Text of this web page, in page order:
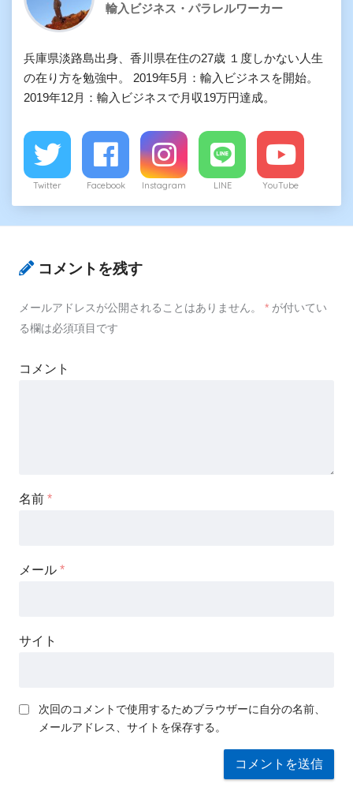
輸入ビジネス・パラレルワーカー
兵庫県淡路島出身、香川県在住の27歳 １度しかない人生
の在り方を勉強中。 2019年5月：輸入ビジネスを開始。
2019年12月：輸入ビジネスで月収19万円達成。
Twitter Facebook Instagram LINE YouTube
コメントを残す
メールアドレスが公開されることはありません。 * が付いてい
る欄は必須項目です
コメント
名前 *
メール *
サイト
次回のコメントで使用するためブラウザーに自分の名前、
メールアドレス、サイトを保存する。